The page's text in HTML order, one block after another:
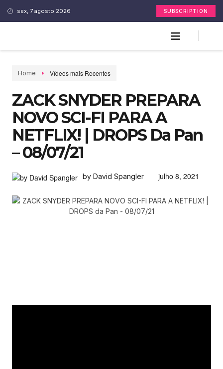
sex, 7 agosto 2026 SUBSCRIPTION
Home Vídeos mais Recentes
ZACK SNYDER PREPARA
NOVO SCI-FI PARA A
NETFLIX! | DROPS Da Pan
– 08/07/21
by David Spangler julho 8, 2021